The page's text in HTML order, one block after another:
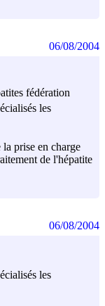
fédération
les
prise en charge
de l'hépatite
06/08/2004
les
06/08/2004